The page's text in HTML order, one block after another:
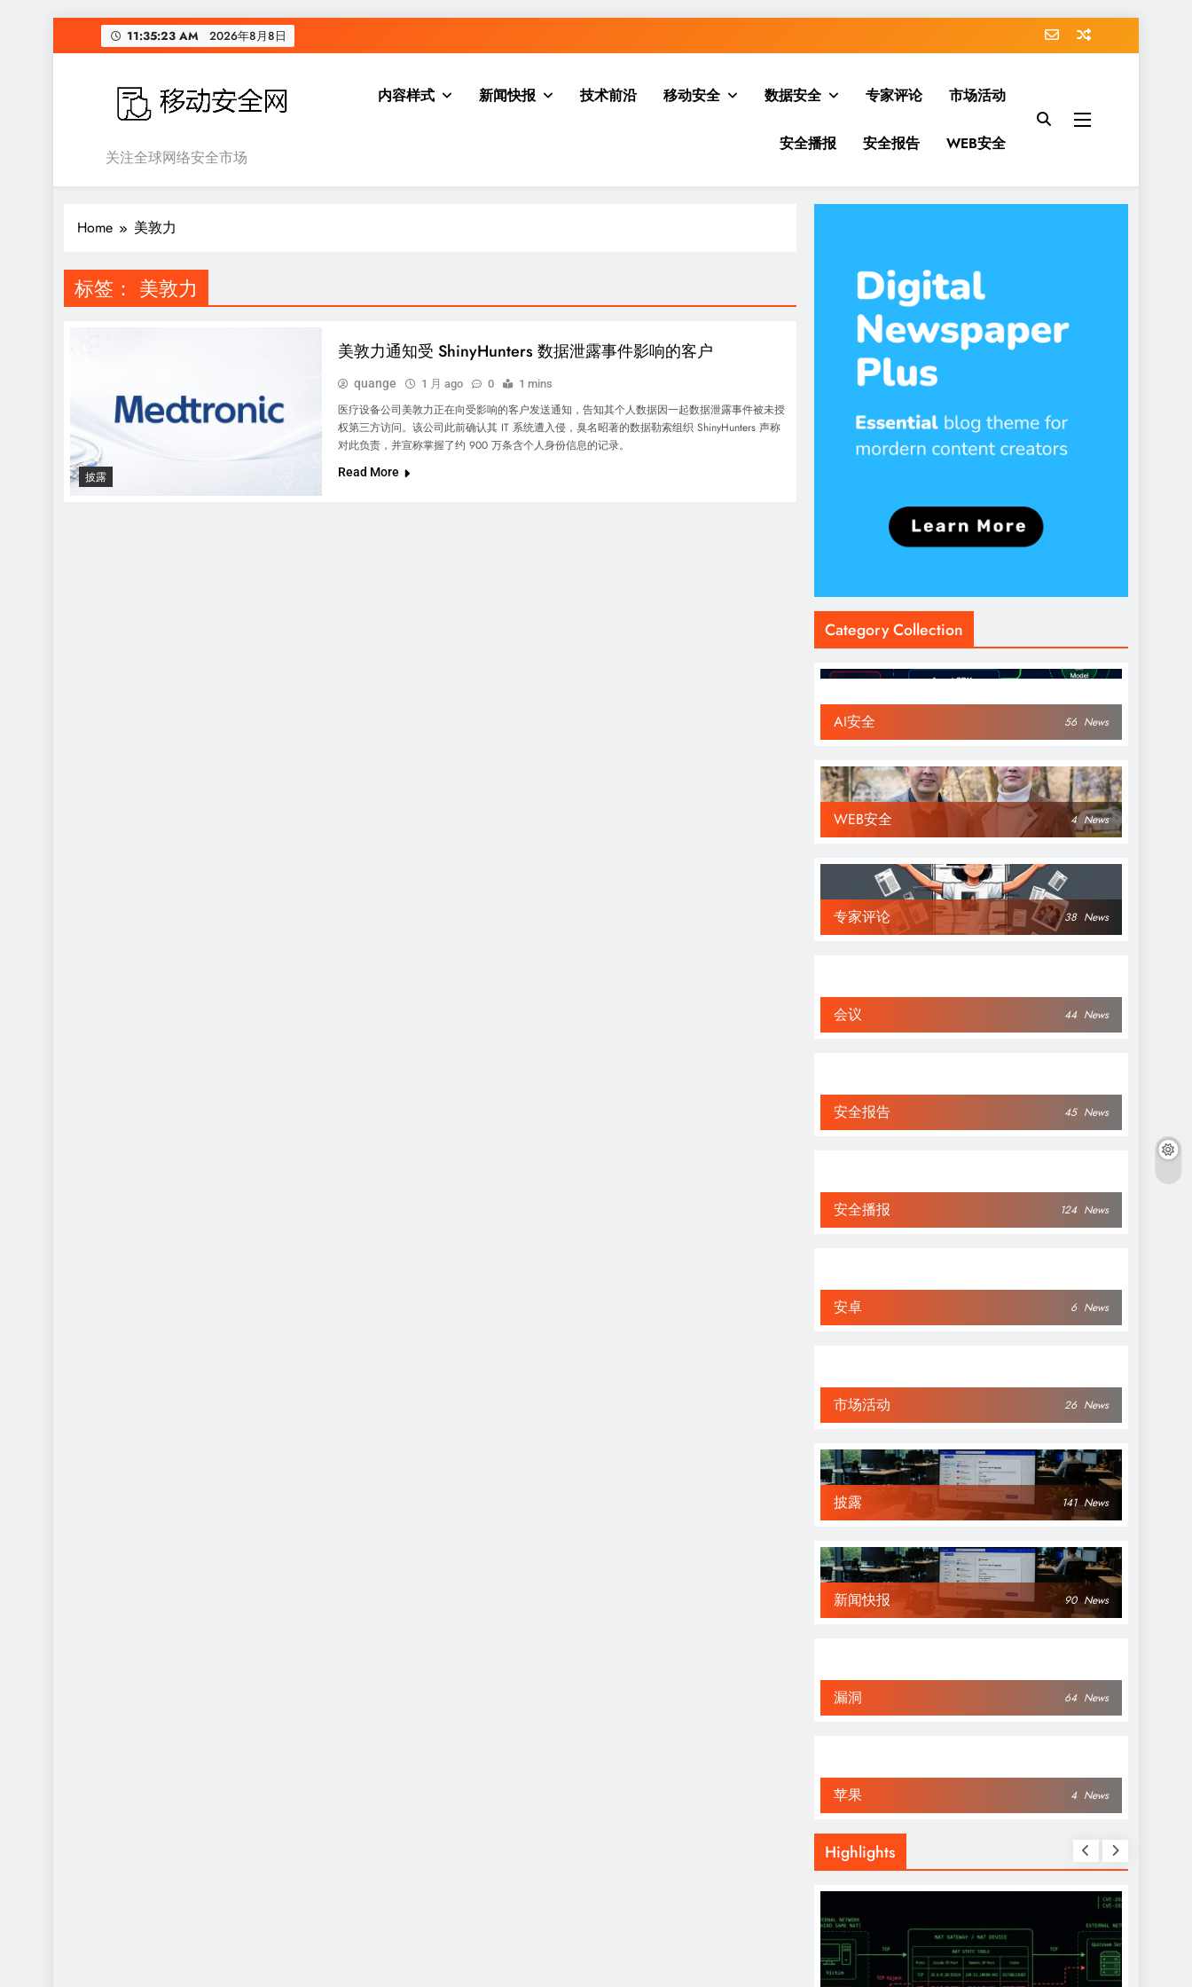
to
11:35:23 AM 2026年8月8日
移动安全网
关注全球网络安全市场
内容样式 新闻快报 技术前沿 移动安全 数据安全 专家评论 市场活动
安全播报 安全报告 WEB安全
Home 美敦力
标签： 美敦力
披露
美敦力通知受 ShinyHunters 数据泄露事件影响的客户
quange 1 月 ago 0 1 mins
医疗设备公司美敦力正在向受影响的客户发送通知，告知其个人数据因一起数据泄露事件被未授
权第三方访问。该公司此前确认其 IT 系统遭入侵，臭名昭著的数据勒索组织 ShinyHunters 声称
对此负责，并宣称掌握了约 900 万条含个人身份信息的记录。
Read More
Category Collection
AI安全 56 News
WEB安全 4 News
专家评论 38 News
会议 44 News
安全报告 45 News
安全播报 124 News
安卓 6 News
市场活动 26 News
披露 141 News
新闻快报 90 News
漏洞 64 News
苹果 4 News
Highlights